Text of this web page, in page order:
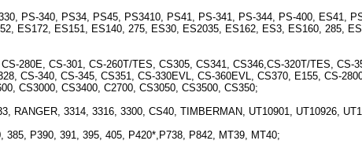
PS-340, PS34, PS45, PS3410, PS41, PS-341, PS-344, PS-400, ES41,
ES172, ES151, ES140, 275, ES30, ES2035, ES162, ES3, ES160, 285,
280E, CS-301, CS-260T/TES, CS305, CS341, CS346,CS-320T/TES, CS-
CS-340, CS-345, CS351, CS-330EVL, CS-360EVL, CS370, E155, CS-
CS3000, CS3400, C2700, CS3050, CS3500, CS350;
RANGER, 3314, 3316, 3300, CS40, TIMBERMAN, UT10901, UT10926,
P390, 391, 395, 405, P420*,P738, P842, MT39, MT40;